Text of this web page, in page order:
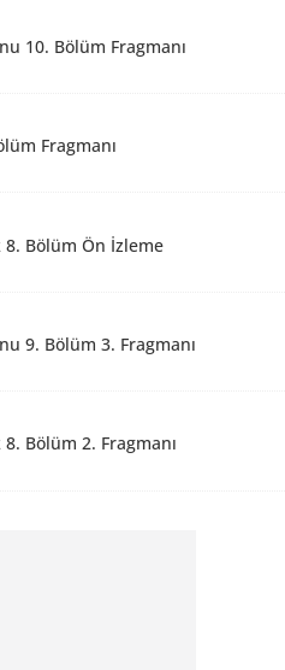
10. Bölüm Fragmanı
Fragmanı
Bölüm Ön İzleme
9. Bölüm 3. Fragmanı
Bölüm 2. Fragmanı